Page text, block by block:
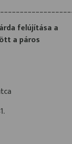
felújítása a
a páros